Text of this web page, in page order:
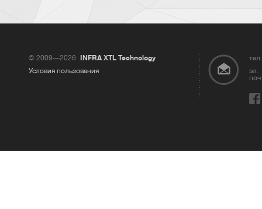
© 2009—2026
INFRA XTL Technology
Условия пользования
эл.